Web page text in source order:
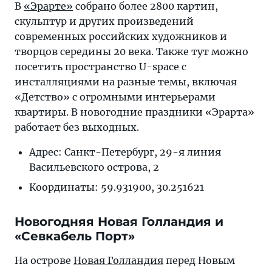
В «Эрарте» собрано более 2800 картин,
скульптур и других произведений
современных российских художников и
творцов середины 20 века. Также тут можно
посетить пространство U-space с
инсталляциями на разные темы, включая
«Детство» с огромными интерьерами
квартиры. В новогодние праздники «Эрарта»
работает без выходных.
Адрес: Санкт-Петербург, 29-я линия
Васильевского острова, 2
Координаты: 59.931900, 30.251621
Новогодняя Новая Голландия и
«Севкабель Порт»
На острове Новая Голландия перед Новым